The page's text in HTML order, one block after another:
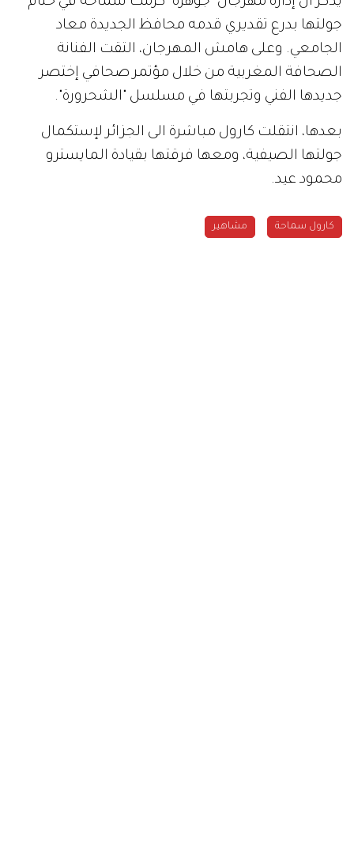
جولتها بدرع تقديري قدمه محافظ الجديدة معاد
الجامعي. وعلى هامش المهرجان، التقت الفنانة
الصحافة المغربية من خلال مؤتمر صحافي إختصر
جديدها الفني وتجربتها في مسلسل "الشحرورة".
بعدها، انتقلت كارول مباشرة الى الجزائر لإستكمال
جولتها الصيفية، ومعها فرقتها بقيادة المايسترو
محمود عيد.
كارول سماحة مشاهير